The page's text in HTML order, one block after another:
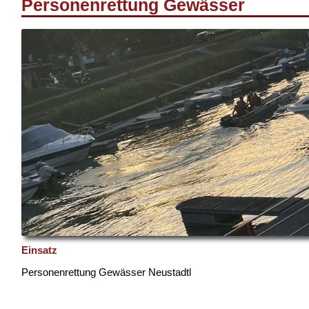
Personenrettung Gewässer
Einsatz
Personenrettung Gewässer Neustadtl